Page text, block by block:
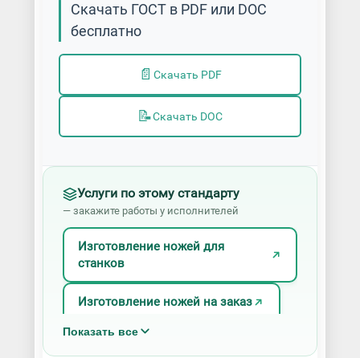
Скачать ГОСТ в PDF или DOC
бесплатно
📄 Скачать PDF
📝Скачать DOC
Услуги по этому стандарту
— закажите работы у исполнителей
Изготовление ножей для
станков
Изготовление ножей на заказ
Показать все